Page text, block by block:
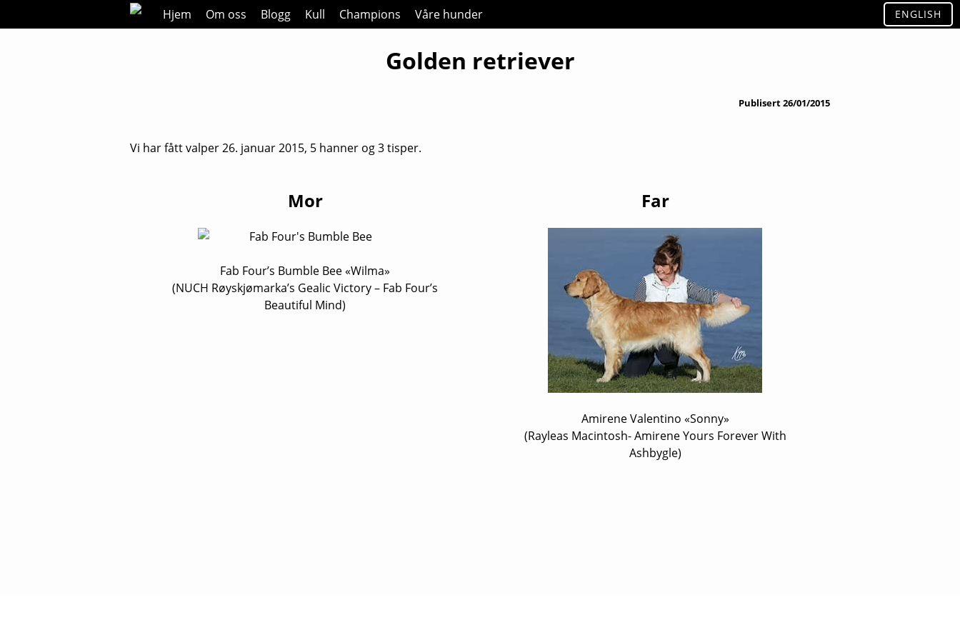
to
ENGLISH
Hjem Om oss Blogg Kull Champions Våre hunder
Golden retriever
Publisert26/01/2015
Vi har fått valper 26. januar 2015, 5 hanner og 3 tisper.
Mor
Fab Four’s Bumble Bee «Wilma»
(NUCH Røyskjømarka’s Gealic Victory – Fab Four’s
Beautiful Mind)
Far
Amirene Valentino «Sonny»
(Rayleas Macintosh- Amirene Yours Forever With
Ashbygle)